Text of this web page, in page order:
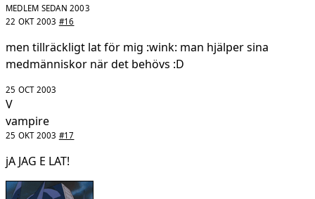
MEDLEM SEDAN 2003
22 OKT 2003 #16
men tillräckligt lat för mig :wink: man hjälper sina
medmänniskor när det behövs :D
25 OCT 2003
V
vampire
25 OKT 2003 #17
jA JAG E LAT!